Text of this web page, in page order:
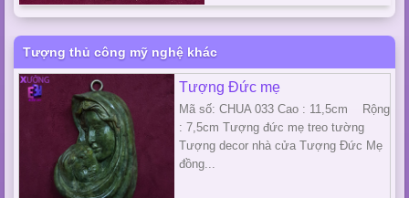
Tượng thủ công mỹ nghệ khác
Tượng Đức mẹ
Mã số: CHUA 033 Cao : 11,5cm Rộng
: 7,5cm Tượng đức mẹ treo tường
Tượng decor nhà cửa Tượng Đức Mẹ
đồng...